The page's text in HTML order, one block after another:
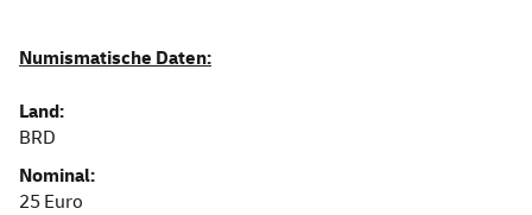
Numismatische Daten:
Land:
BRD
Nominal:
25 Euro